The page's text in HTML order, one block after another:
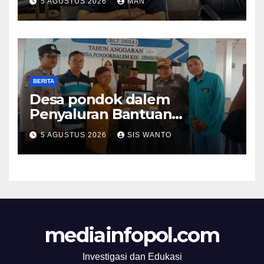
BERITA
Desa pondok dalem
Penyaluran Bantuan
Langsung Tunai (BLT) Di
Desa Pondokdalem
Kecamatan Semboro: sangat
5 AGUSTUS 2026 SIS WANTO
mediainfopol.com
Investigasi dan Edukasi